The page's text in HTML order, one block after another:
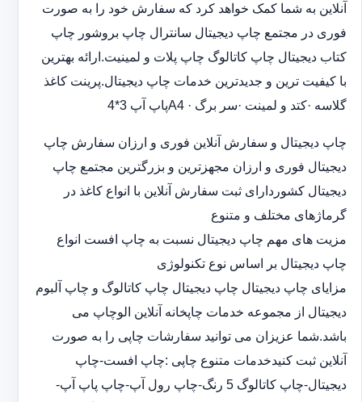
آنلاین به شما کمک خواهد کرد که سفارش خود را به صورت
فوری در مجتمع چاپ دیجیتال سانترال چاپ بروشور چاپ
کتاب دیجیتال چاپ کاتالوگ چاپ پلات و لمینیت.ارائه بهترین
با کیفیت ترین و جدیدترین خدمات چاپ دیجیتال.پرینت کاغذ
گلاسه ·‎کتد و لمینت ·‎سر برگ A4 ·‎پاپ آپ 3*4
چاپ دیجیتال و سفارش آنلاین فوری و ارزان سفارش چاپ
دیجیتال فوری و ارزان مجهزترین و بزرگترین مجتمع چاپ
دیجیتال کشوردارای ثبت سفارش آنلاین با انواع کاغذ در
گرماژهای مختلف و متنوع
مزیت های مهم چاپ دیجیتال نسبت به چاپ افست انواع
چاپ دیجیتال بر اساس نوع تکنولوژی
مزایای چاپ دیجیتال چاپ دیجیتال چاپ کاتالوگ و چاپ آلبوم
دیجیتال از مجموعه خدمات چاپخانه آنلاین الوچاپ می
باشد.شما عزیزان می توانید سفارشات چاپی را به صورت
آنلاین ثبت کنیدخدمات متنوع چاپی :چاپ افست-چاپ
دیجیتال-چاپ کاتالوگ 5 رنگ-چاپ رول آپ-چاپ پاپ آپ-